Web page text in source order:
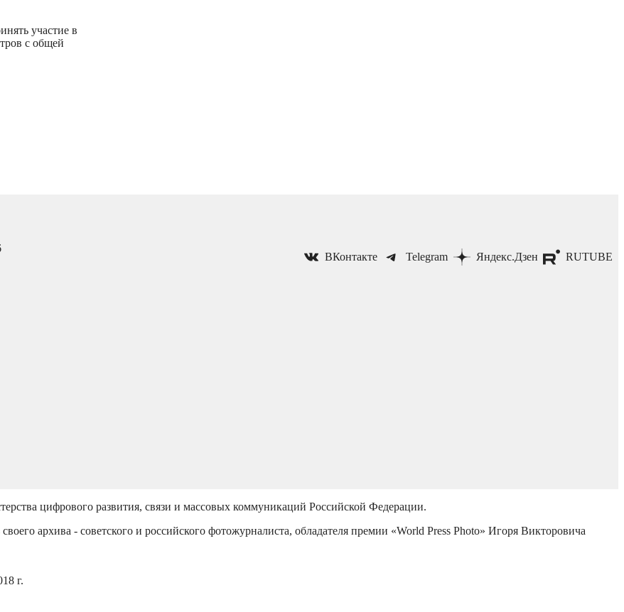
участие в
с общей
ВКонтакте Telegram Яндекс.Дзен RUTUBE
цифрового развития, связи и массовых коммуникаций Российской Федерации.
архива - советского и российского фотожурналиста, обладателя премии «World Press Photo» Игоря Викторовича
г.